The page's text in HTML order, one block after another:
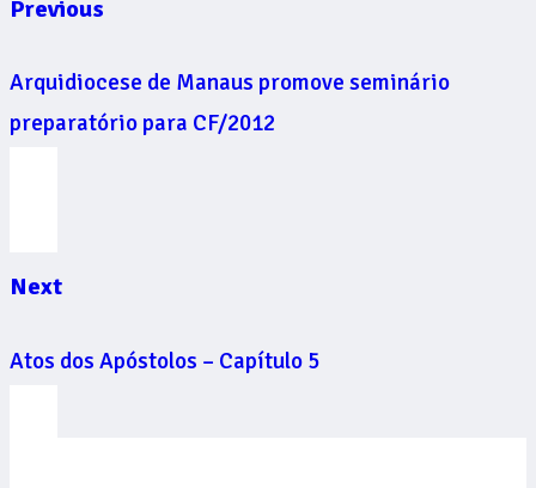
Previous
Arquidiocese de Manaus promove seminário
preparatório para CF/2012
Next
Atos dos Apóstolos – Capítulo 5